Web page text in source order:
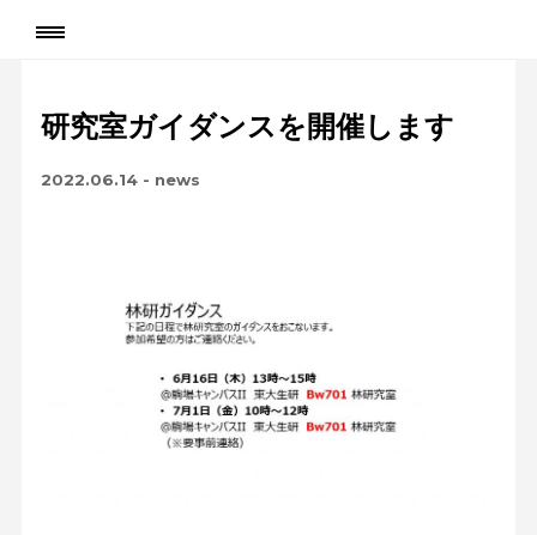
研究室ガイダンスを開催します
2022.06.14 - news